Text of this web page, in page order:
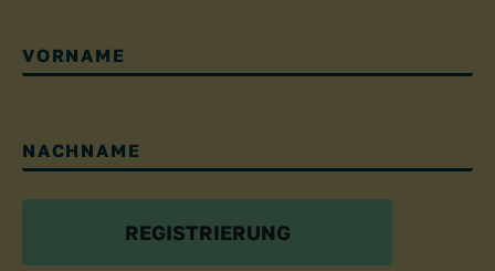
VORNAME
NACHNAME
REGISTRIERUNG